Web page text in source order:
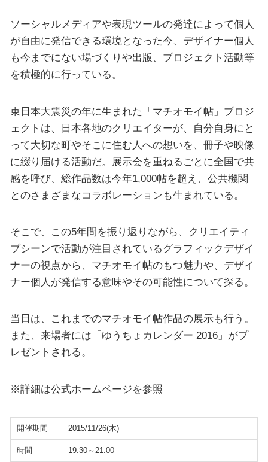
ソーシャルメディアや表現ツールの発達によって個人
が自由に発信できる環境となった今、デザイナー個人
も今までにない場づくりや出版、プロジェクト活動等
を積極的に行っている。
東日本大震災の年に生まれた「マチオモイ帖」プロジ
ェクトは、日本各地のクリエイターが、自分自身にと
って大切な町やそこに住む人への想いを、冊子や映像
に綴り届ける活動だ。展示会を重ねるごとに全国で共
感を呼び、総作品数は今年1,000帖を超え、公共機関
とのさまざまなコラボレーションも生まれている。
そこで、この5年間を振り返りながら、クリエイティ
ブシーンで活動が注目されているグラフィックデザイ
ナーの視点から、マチオモイ帖のもつ魅力や、デザイ
ナー個人が発信する意味やその可能性について探る。
当日は、これまでのマチオモイ帖作品の展示も行う。
また、来場者には「ゆうちょカレンダー 2016」がプ
レゼントされる。
※詳細は公式ホームページを参照
開催期間 2015/11/26(木)
時間 19:30～21:00